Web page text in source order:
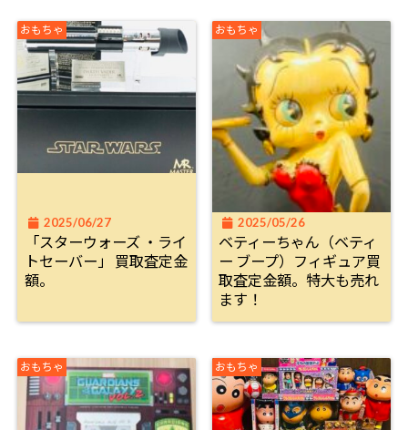
おもちゃ
2025/06/27
「スターウォーズ ・ライ
トセーバー」 買取査定金
額。
おもちゃ
2025/05/26
ベティーちゃん（ベティ
ー ブープ）フィギュア買
取査定金額。特大も売れ
ます！
おもちゃ おもちゃ